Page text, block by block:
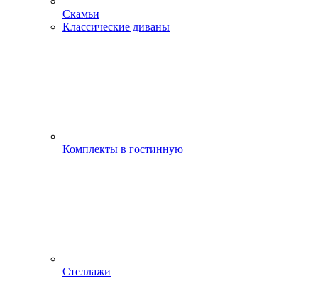
Скамьи
Классические диваны
Комплекты в гостинную
Стеллажи